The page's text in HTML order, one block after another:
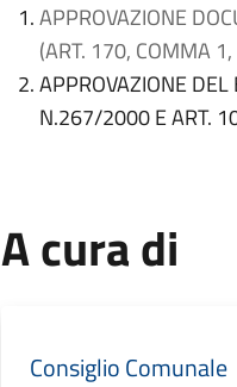
APPROVAZIONE
(ART. 170, COMMA
APPROVAZIONE
N.267/2000 E ART.
A cura di
Consiglio Comunale